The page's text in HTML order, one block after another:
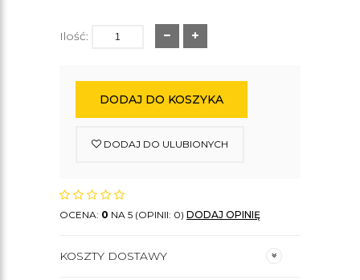
Ilość:
DODAJ DO KOSZYKA
DODAJ DO ULUBIONYCH
OCENA: 0 NA 5 (OPINII: 0) DODAJ OPINIĘ
KOSZTY DOSTAWY